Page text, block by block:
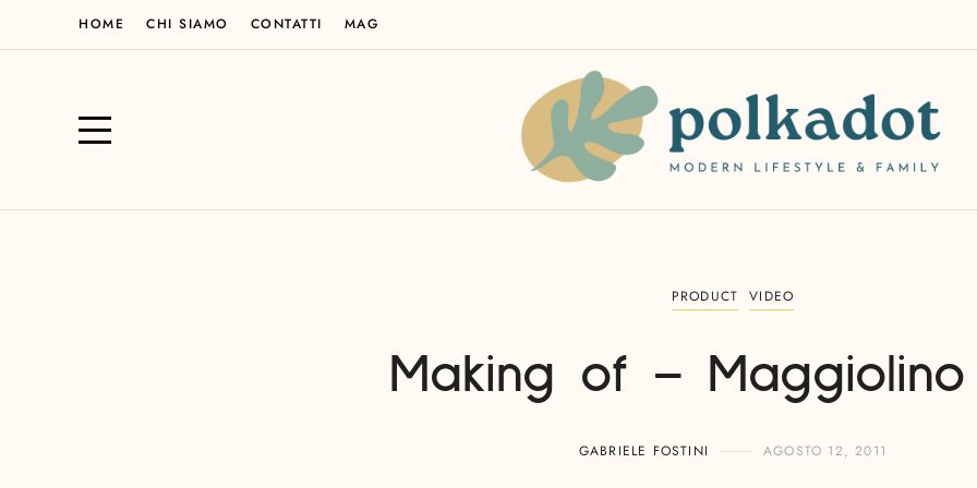
HOME CHI SIAMO CONTATTI MAG
PRODUCT VIDEO
Making of – Maggiolino
GABRIELE FOSTINI AGOSTO 12, 2011